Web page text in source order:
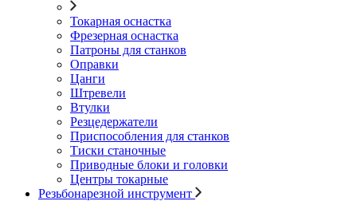
Токарная оснастка
Фрезерная оснастка
Патроны для станков
Оправки
Цанги
Штревели
Втулки
Резцедержатели
Приспособления для станков
Тиски станочные
Приводные блоки и головки
Центры токарные
Резьбонарезной инструмент